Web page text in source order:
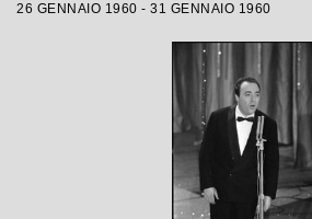
26 GENNAIO 1960 - 31 GENNAIO 1960